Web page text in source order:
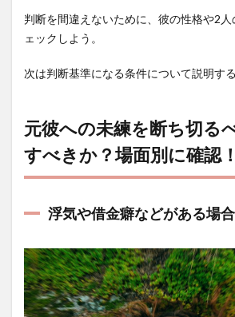
判断を間違えないために、彼の性格や2
ェックしよう。
次は判断基準になる条件について説明する
元彼への未練を断ち切る
すべきか？場面別に確認！
浮気や借金癖などがある場